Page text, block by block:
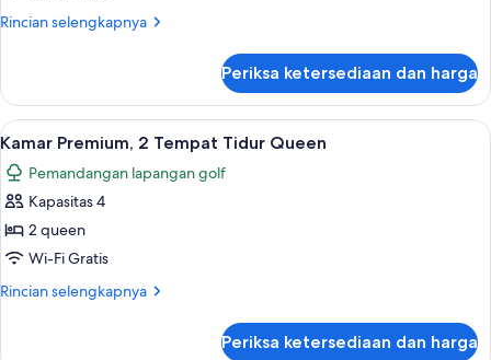
Tidur
Rincian selengkapnya
Rincian
Kamar
Premium,
1
Tempat
Tidur
King
Periksa ketersediaan dan harga
Lihat
semua
foto
untuk
Kamar
Premium,
2
Brankas, setrika/meja setrika, Wi-Fi
3
Kamar Premium, 2 Tempat Tidur Queen
Pemandangan lapangan golf
Kapasitas 4
2 queen
Wi-Fi Gratis
Rincian selengkapnya
Rincian
Periksa ketersediaan dan harga